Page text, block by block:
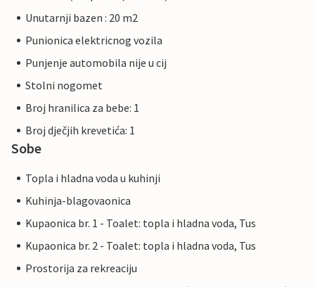
Unutarnji bazen : 20 m2
Punionica elektricnog vozila
Punjenje automobila nije u cij
Stolni nogomet
Broj hranilica za bebe: 1
Broj dječjih krevetića: 1
Sobe
Topla i hladna voda u kuhinji
Kuhinja-blagovaonica
Kupaonica br. 1 - Toalet: topla i hladna voda, Tus
Kupaonica br. 2 - Toalet: topla i hladna voda, Tus
Prostorija za rekreaciju